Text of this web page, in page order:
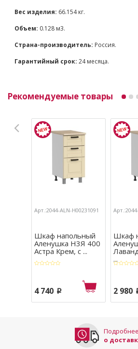
Вес изделия: 66.154 кг.
Объем: 0.128 м3.
Страна-производитель: Россия.
Гарантийный срок: 24 месяца.
Рекомендуемые товары
Арт.:2044-ALN-Н00231091
Шкаф напольный
Аленушка Н3Я 400
Астра Крем, с ...
4 740 p
Шкаф
...
2 980
Подробнее
о